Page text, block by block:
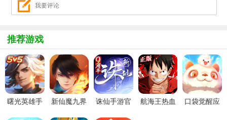
推荐游戏
曙光英雄手
新仙魔九界
诛仙手游官
航海王热血
口袋觉醒应